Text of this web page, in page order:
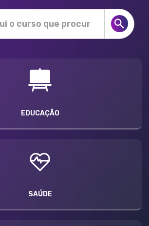
EDUCAÇÃO
SAÚDE